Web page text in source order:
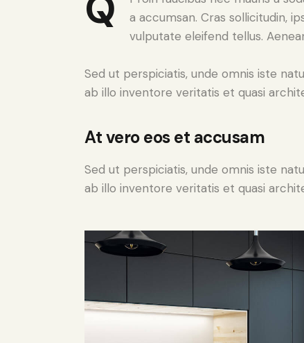
a accumsan. Cras sollicitudin,
vulputate eleifend tellus.
Sed ut perspiciatis, unde omnis iste
ab illo inventore veritatis et quasi
At vero eos et accusam
Sed ut perspiciatis, unde omnis iste
ab illo inventore veritatis et quasi